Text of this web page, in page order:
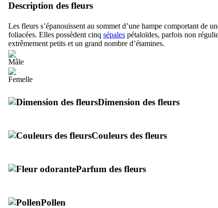
Description des fleurs
Les fleurs s’épanouissent au sommet d’une hampe comportant de
foliacées. Elles possèdent cinq sépales pétaloïdes, parfois non
extrêmement petits et un grand nombre d’étamines.
Dimension des fleurs
Couleurs des fleurs
Parfum des fleurs
Pollen